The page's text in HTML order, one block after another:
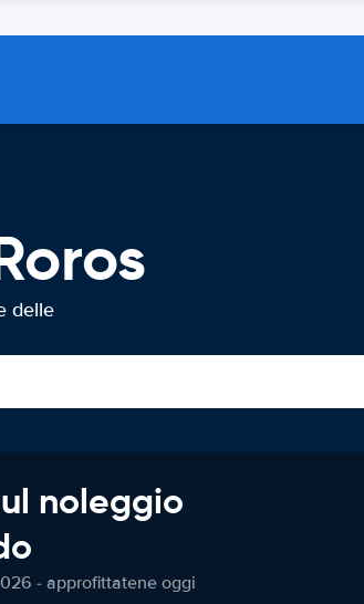
delle
noleggio
- approfittatene oggi